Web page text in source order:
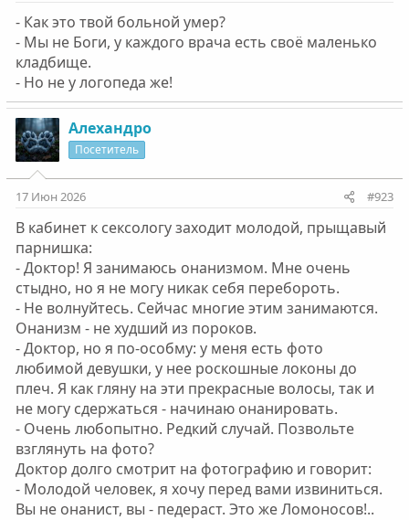
- Как это твой больной умер?
- Мы не Боги, у каждого врача есть своё маленько
кладбище.
- Но не у логопеда же!
Алехандро
Посетитель
17 Июн 2026 #923
В кабинет к cекcологу заходит молодой, прыщавый
парнишка:
- Доктор! Я занимаюсь онанизмом. Мне очень
стыдно, но я не могу никак себя перебороть.
- Не волнуйтесь. Сейчас многие этим занимаются.
Онанизм - не худший из пороков.
- Доктор, но я по-особму: у меня есть фото
любимой девушки, у нее роскошные локоны до
плеч. Я как гляну на эти прекрасные волосы, так и
не могу сдержаться - начинаю онанировать.
- Очень любопытно. Редкий случай. Позвольте
взглянуть на фото?
Доктор долго смотрит на фотографию и говорит:
- Молодой человек, я хочу перед вами извиниться.
Вы не онанист, вы - педераст. Это же Ломоносов!..